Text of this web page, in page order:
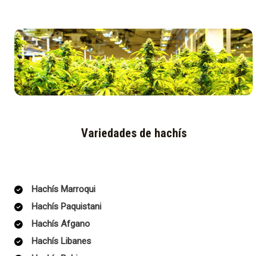
Variedades de hachís
Hachís Marroqui
Hachís Paquistani
Hachís Afgano
Hachís Libanes